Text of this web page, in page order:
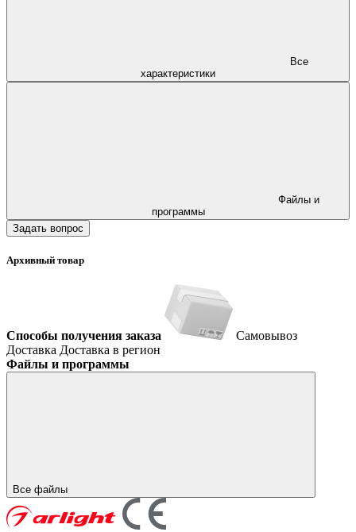
характеристики
программы
Задать вопрос
Архивный товар
Способы получения заказа
Самовывоз
Доставка Доставка в регион
Файлы и программы
Все файлы